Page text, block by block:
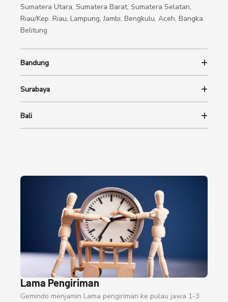
Sumatera Utara, Sumatera Barat, Sumatera Selatan,
Riau/Kep. Riau, Lampung, Jambi, Bengkulu, Aceh, Bangka
Belitung
Bandung
Surabaya
Bali
Lama Pengiriman
Gemindo menjamin Lama pengiriman ke pulau jawa 1-3